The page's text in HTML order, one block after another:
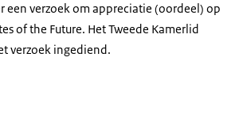
een verzoek om appreciatie (oordeel) op
of the Future. Het Tweede Kamerlid
verzoek ingediend.